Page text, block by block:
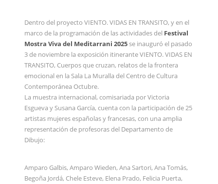
Dentro del proyecto VIENTO. VIDAS EN TRANSITO, y en el
marco de la programación de las actividades del Festival
Mostra Viva del Meditarrani 2025se inauguró el pasado
3 de noviembre la exposición itinerante VIENTO. VIDAS EN
TRANSITO, Cuerpos que cruzan, relatos de la frontera
emocional en la Sala La Muralla del Centro de Cultura
Contemporánea Octubre.
La muestra internacional, comisariada por Victoria
Esgueva y Susana García, cuenta con la participación de 25
artistas mujeres españolas y francesas, con una amplia
representación de profesoras del Departamento de
Dibujo:
Amparo Galbis, Amparo Wieden, Ana Sartori, Ana Tomás,
Begoña Jordá, Chele Esteve, Elena Prado, Felicia Puerta,